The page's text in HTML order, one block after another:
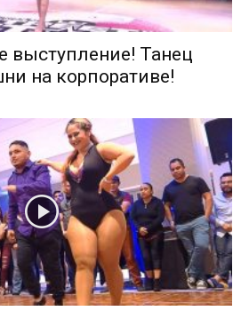
выступление! Танец
на корпоративе!